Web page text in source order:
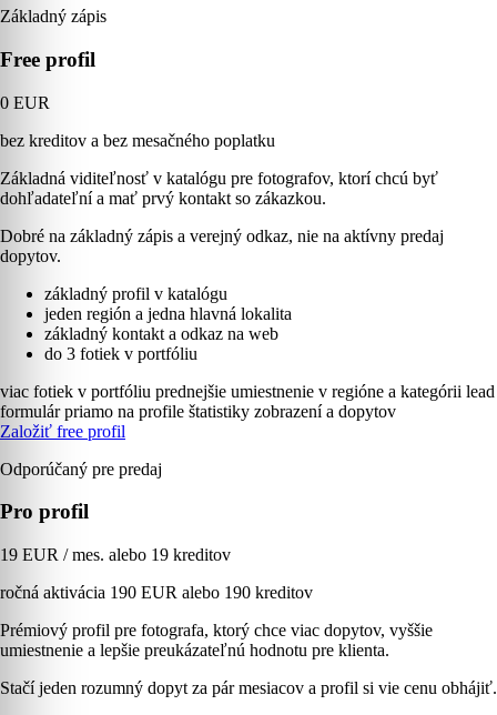
Základný zápis
Free profil
0 EUR
bez kreditov a bez mesačného poplatku
Základná viditeľnosť v katalógu pre fotografov, ktorí chcú byť
dohľadateľní a mať prvý kontakt so zákazkou.
Dobré na základný zápis a verejný odkaz, nie na aktívny predaj
dopytov.
základný profil v katalógu
jeden región a jedna hlavná lokalita
základný kontakt a odkaz na web
do 3 fotiek v portfóliu
viac fotiek v portfóliu prednejšie umiestnenie v regióne a kategórii lead
formulár priamo na profile štatistiky zobrazení a dopytov
Založiť free profil
Odporúčaný pre predaj
Pro profil
19 EUR / mes. alebo 19 kreditov
ročná aktivácia 190 EUR alebo 190 kreditov
Prémiový profil pre fotografa, ktorý chce viac dopytov, vyššie
umiestnenie a lepšie preukázateľnú hodnotu pre klienta.
Stačí jeden rozumný dopyt za pár mesiacov a profil si vie cenu obhájiť.